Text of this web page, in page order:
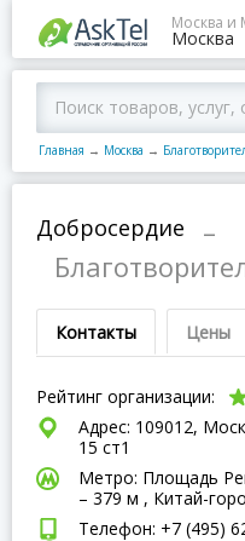
Москва и
Москва
Главная → Москва →
Добросердие
–
Контакты Цены
Рейтинг организации:
Адрес: 109012,
15 ст1
Метро: Площадь
– 379 м , Китай-
Телефон: +7 (495)